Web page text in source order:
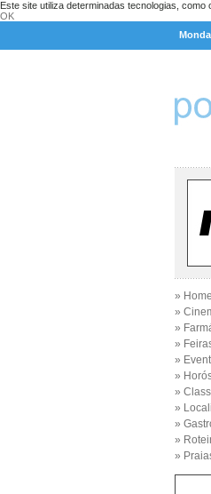
Este site utiliza determinadas tecnologias,
OK
» Home
»
»
»
»
»
»
»
»
»
»